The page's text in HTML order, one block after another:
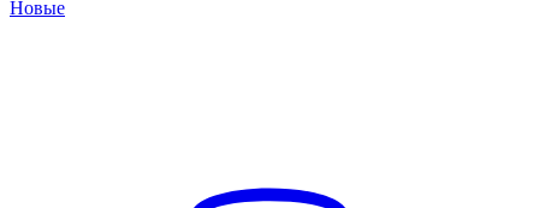
Новые